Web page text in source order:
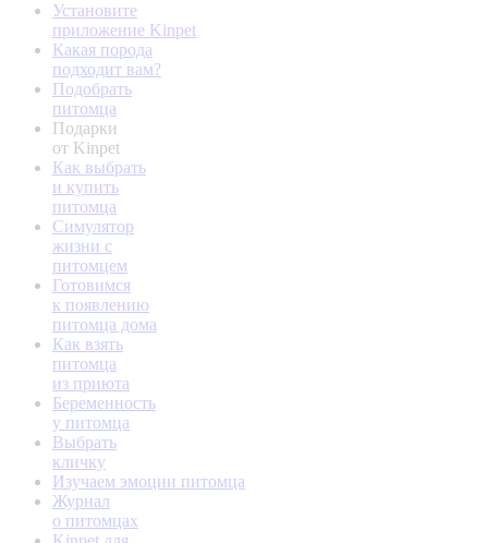
Установите
приложение Kinpet
Какая порода
подходит вам?
Подобрать
питомца
Подарки
от Kinpet
Как выбрать
и купить
питомца
Симулятор
жизни с
питомцем
Готовимся
к появлению
питомца дома
Как взять
питомца
из приюта
Беременность
у питомца
Выбрать
кличку
Изучаем эмоции питомца
Журнал
о питомцах